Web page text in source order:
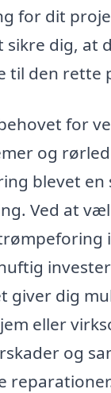
for dit
sikre dig, at
til den rette
for
og
blevet en
Ved at
giver dig
eller
og